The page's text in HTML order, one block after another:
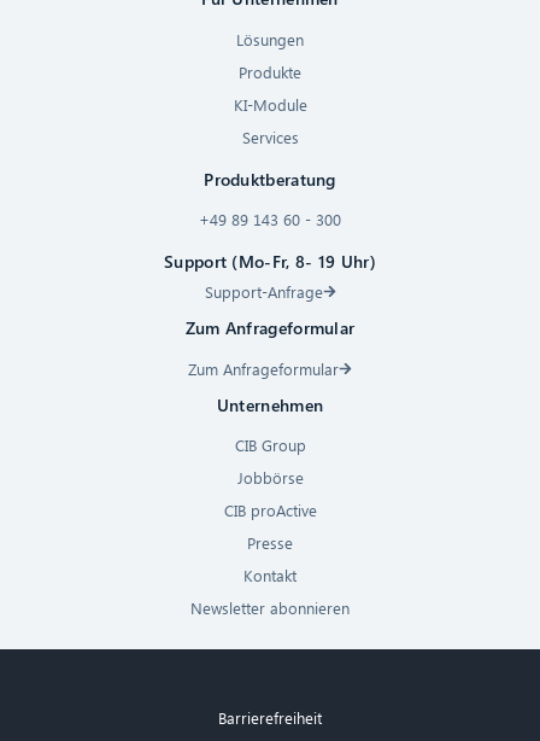
Lösungen
Produkte
KI-Module
Services
Produktberatung
+49 89 143 60 - 300
Support (Mo-Fr, 8- 19 Uhr)
Support-Anfrage
Zum Anfrageformular
Zum Anfrageformular
Unternehmen
CIB Group
Jobbörse
CIB proActive
Presse
Kontakt
Newsletter abonnieren
Barrierefreiheit